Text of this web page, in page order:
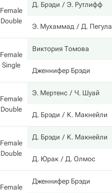
Female
Double
Д. Брэди Э. Рутлифф
Э. Мухаммад Д. Пегула
Female
Single
Виктория Томова
Дженнифер Брэди
Female
Double
Э. Мертенс Ч. Шуай
Д. Брэди К. Макнейли
Female
Double
Д. Брэди К. Макнейли
Д. Юрак Д. Олмос
Female
Дженнифер Брэди